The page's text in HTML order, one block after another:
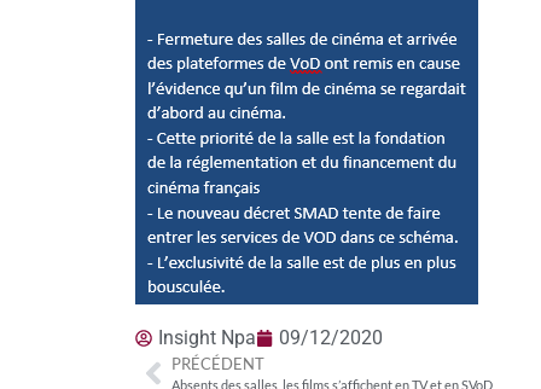
Insight Npa 09/12/2020
PRÉCÉDENT
Absents des salles, les films s’affichent en TV et en SVoD